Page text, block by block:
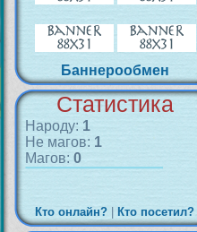
Баннерообмен
Статистика
Народу: 1
Не магов: 1
Магов: 0
Кто онлайн? Кто посетил?